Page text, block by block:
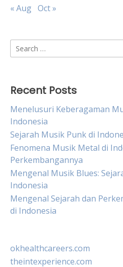
« Aug Oct »
Search
for:
Recent Posts
Menelusuri Keberagaman
Indonesia
Sejarah Musik Punk di
Fenomena Musik Metal di
Perkembangannya
Mengenal Musik Blues:
Indonesia
Mengenal Sejarah dan
di Indonesia
okhealthcareers.com
theintexperience.com